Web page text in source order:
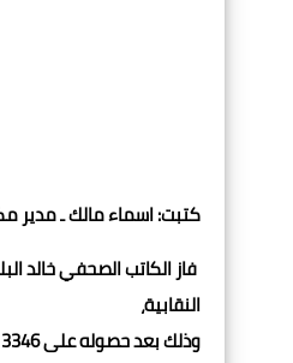
كتبت: اسماء مالك ـ مدير
فاز الكاتب الصحفي خالد
النقابية،
وذلك بعد حصوله على 3346 صوتًا في الانتخابات التي جرت يوم اليوم ، متفوقًا على منافسه عبد المحسن سلامة .